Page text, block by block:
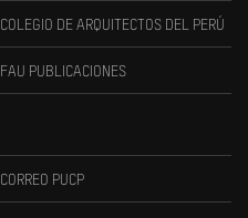
COLEGIO DE ARQUITECTOS DEL PERÚ
FAU PUBLICACIONES
CORREO PUCP